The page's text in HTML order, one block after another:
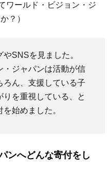
ワールド・ビジョン・ジ
？）
SNSを見ました。
・ジャパンは活動が信
ろん、支援している子
りを重視している、と
始めました。
ンへどんな寄付をし